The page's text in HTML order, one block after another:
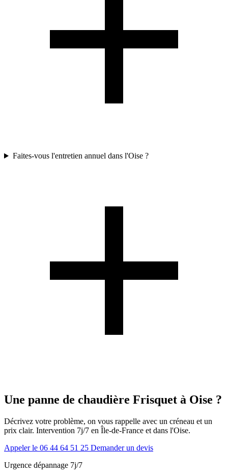
Faites-vous l'entretien annuel dans l'Oise ?
Une panne de chaudière Frisquet à Oise ?
Décrivez votre problème, on vous rappelle avec un créneau et un
prix clair. Intervention 7j/7 en Île-de-France et dans l'Oise.
Appeler le 06 44 64 51 25 Demander un devis
Urgence dépannage 7j/7